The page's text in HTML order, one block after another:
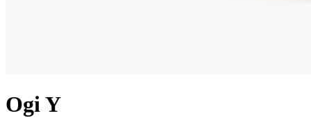
Ogi Y